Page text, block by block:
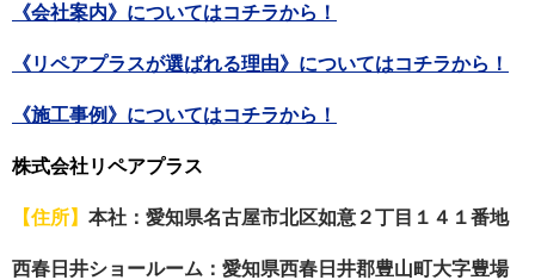
《会社案内》についてはコチラから！
《リペアプラスが選ばれる理由》についてはコチラから！
《施工事例》についてはコチラから！
株式会社リペアプラス
【住所】 本社：愛知県名古屋市北区如意２丁目１４１番地
西春日井ショールーム：愛知県西春日井郡豊山町大字豊場